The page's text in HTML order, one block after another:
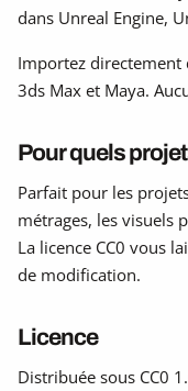
dans Unreal Engine,
Importez directement
3ds Max et Maya.
Pour quels
Parfait pour les
métrages, les visuels
La licence CC0 vous
de modification.
Licence
Distribuée sous CC0